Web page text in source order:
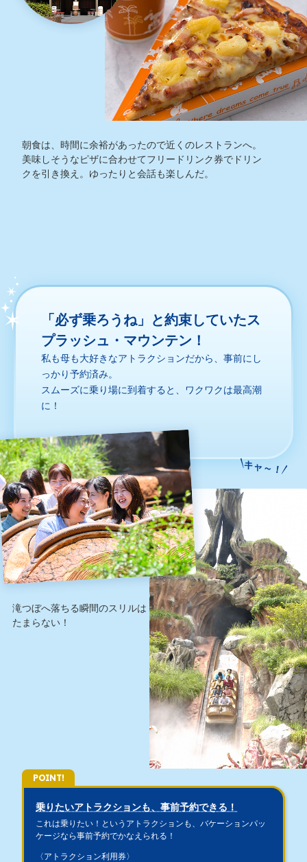
朝食は、時間に余裕があったので近くのレストランへ。
美味しそうなピザに合わせてフリードリンク券でドリン
クを引き換え。ゆったりと会話も楽しんだ。
「必ず乗ろうね」と約束していたス
プラッシュ・マウンテン！
私も母も大好きなアトラクションだから、事前にし
っかり予約済み。
スムーズに乗り場に到着すると、ワクワクは最高潮
に！
キャ～！
滝つぼへ落ちる瞬間のスリルは
たまらない！
POINT!
乗りたいアトラクションも、事前予約できる！
これは乗りたい！というアトラクションも、バケーションパッ
ケージなら事前予約でかなえられる！
〈アトラクション利用券〉